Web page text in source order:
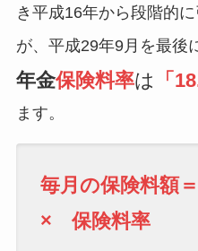
き平成16年から段階的
が、平成29年9月を最後
年金保険料率は 「
ます。
毎月の保険料額
× 保険料率